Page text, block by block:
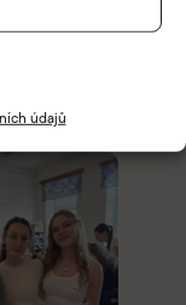
údajů